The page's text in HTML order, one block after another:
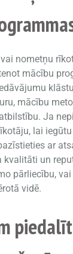
nometņu
mācību
mācību
Ja
lai
ar
kvalitāti un
pārliecību,
vidē.